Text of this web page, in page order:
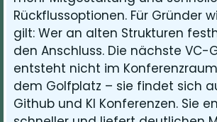
Rückflussoptionen. Für Gründer
gilt: Wer an alten Strukturen
den Anschluss. Die nächste VC-
entsteht nicht im
dem Golfplatz – sie findet sich
Github und KI Konferenzen. Sie